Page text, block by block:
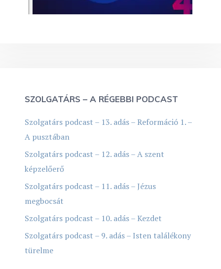
SZOLGATÁRS – A RÉGEBBI PODCAST
Szolgatárs podcast – 13. adás – Reformáció 1. –
A pusztában
Szolgatárs podcast – 12. adás – A szent
képzelőerő
Szolgatárs podcast – 11. adás – Jézus
megbocsát
Szolgatárs podcast – 10. adás – Kezdet
Szolgatárs podcast – 9. adás – Isten találékony
türelme